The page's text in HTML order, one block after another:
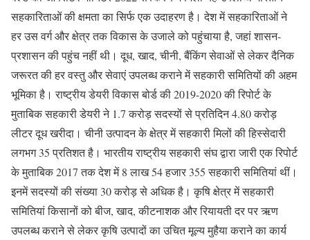
सहकारिताओं की क्षमता का सिर्फ एक उदाहरण है। देश में सहकारिताओं ने
हर उस वर्ग और क्षेत्र तक विकास के उजाले को पहुंचाया है, जहां शासन-
प्रशासन की पहुंच नहीं थी। दूध, खाद, चीनी, बैंकिंग सेवाओं से लेकर दैनिक
जरूरत की हर वस्तु और सेवाएं उपलब्ध कराने में सहकारी समितियों की अहम
भूमिका है। राष्ट्रीय डेयरी विकास बोर्ड की 2019-2020 की रिपोर्ट के
मुताबिक सहकारी डेयरी ने 1.7 करोड़ सदस्यों से प्रतिदिन 4.80 करोड़
लीटर दूध खरीदा। चीनी उत्पादन के क्षेत्र में सहकारी मिलों की हिस्सेदारी
लगभग 35 प्रतिशत है। भारतीय राष्ट्रीय सहकारी संघ द्वारा जारी एक रिपोर्ट
के मुताबिक 2017 तक देश में 8 लाख 54 हजार 355 सहकारी समितियां थीं।
इनमें सदस्यों की संख्या 30 करोड़ से अधिक है। कृषि क्षेत्र में सहकारी
समितियां किसानों को बीज, खाद, कीटनाशक और रियायती दर पर ऋण
उपलब्ध कराने से लेकर कृषि उत्पादों का उचित मूल्य मुहैया कराने का कार्य